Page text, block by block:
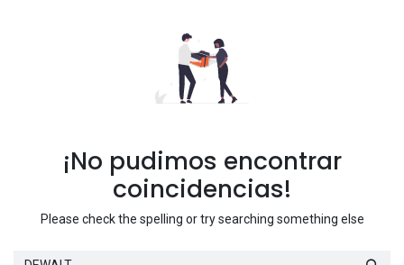
¡No pudimos encontrar
coincidencias!
Please check the spelling or try searching something else